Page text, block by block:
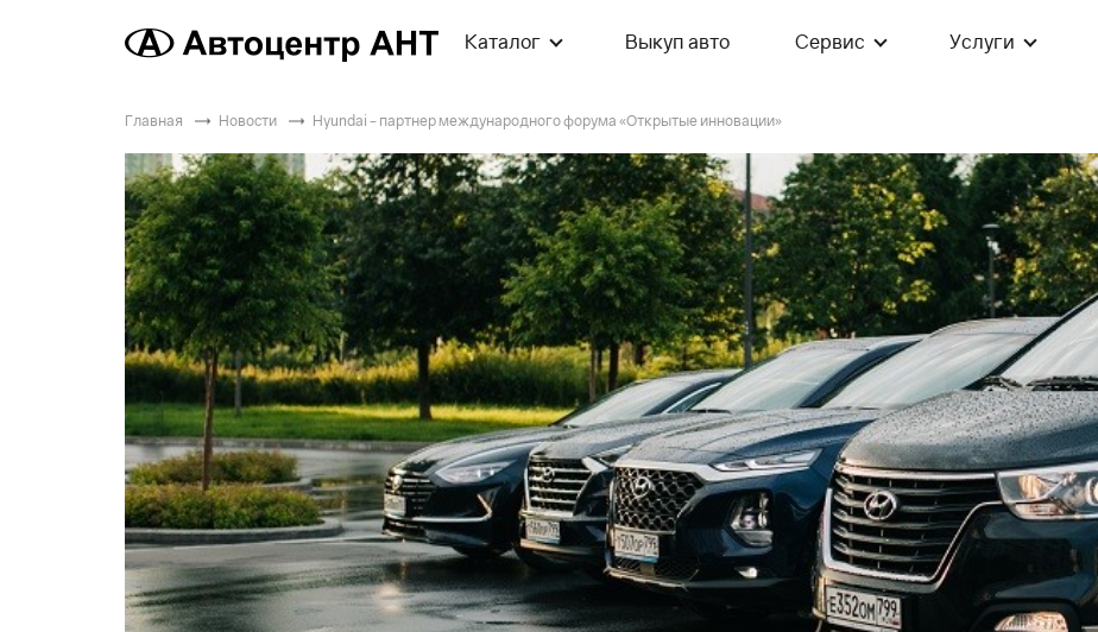
Каталог Выкуп авто Сервис Услуги
Главная Новости Hyundai – партнер международного форума «Открытые инновации»